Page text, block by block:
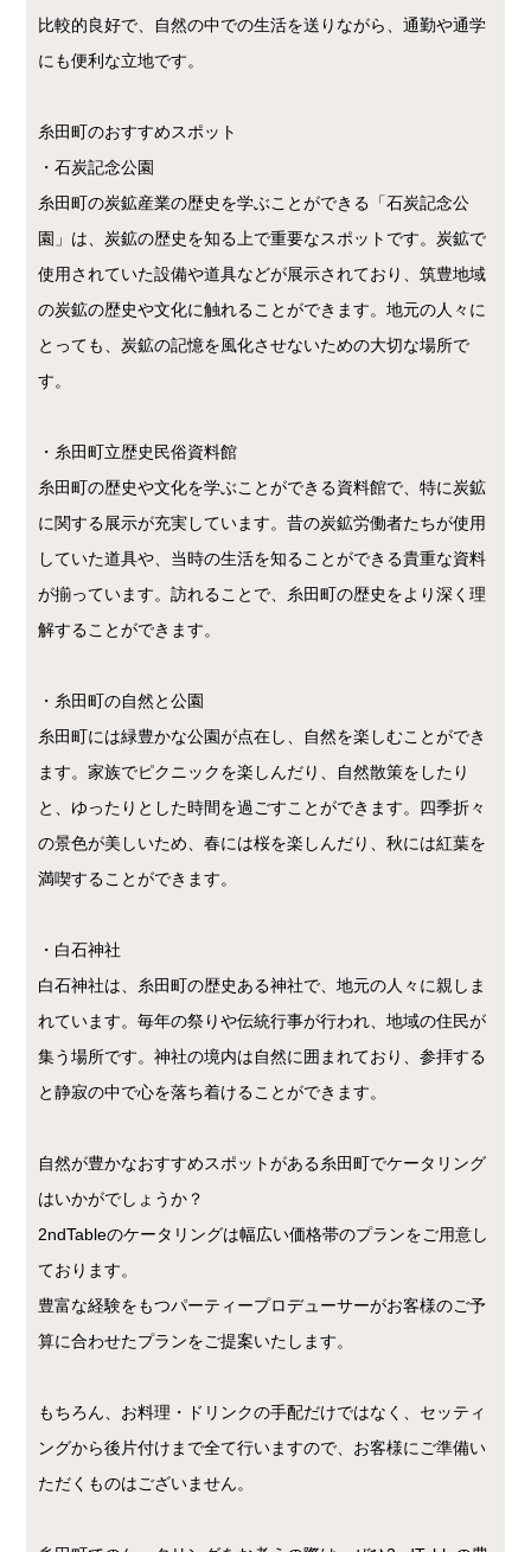
比較的良好で、自然の中での生活を送りながら、通勤や通学
にも便利な立地です。
糸田町のおすすめスポット
・石炭記念公園
糸田町の炭鉱産業の歴史を学ぶことができる「石炭記念公
園」は、炭鉱の歴史を知る上で重要なスポットです。炭鉱で
使用されていた設備や道具などが展示されており、筑豊地域
の炭鉱の歴史や文化に触れることができます。地元の人々に
とっても、炭鉱の記憶を風化させないための大切な場所で
す。
・糸田町立歴史民俗資料館
糸田町の歴史や文化を学ぶことができる資料館で、特に炭鉱
に関する展示が充実しています。昔の炭鉱労働者たちが使用
していた道具や、当時の生活を知ることができる貴重な資料
が揃っています。訪れることで、糸田町の歴史をより深く理
解することができます。
・糸田町の自然と公園
糸田町には緑豊かな公園が点在し、自然を楽しむことができ
ます。家族でピクニックを楽しんだり、自然散策をしたり
と、ゆったりとした時間を過ごすことができます。四季折々
の景色が美しいため、春には桜を楽しんだり、秋には紅葉を
満喫することができます。
・白石神社
白石神社は、糸田町の歴史ある神社で、地元の人々に親しま
れています。毎年の祭りや伝統行事が行われ、地域の住民が
集う場所です。神社の境内は自然に囲まれており、参拝する
と静寂の中で心を落ち着けることができます。
自然が豊かなおすすめスポットがある糸田町でケータリング
はいかがでしょうか？
2ndTableのケータリングは幅広い価格帯のプランをご用意し
ております。
豊富な経験をもつパーティープロデューサーがお客様のご予
算に合わせたプランをご提案いたします。
もちろん、お料理・ドリンクの手配だけではなく、セッティ
ングから後片付けまで全て行いますので、お客様にご準備い
ただくものはございません。